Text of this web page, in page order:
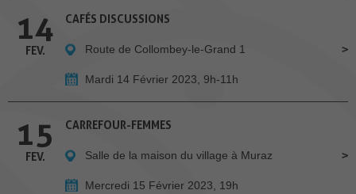
14
FEV.
CAFÉS DISCUSSIONS
Route de Collombey-le-Grand 1
Mardi 14 Février 2023, 9h-11h
15
FEV.
CARREFOUR-FEMMES
Salle de la maison du village à Muraz
Mercredi 15 Février 2023, 19h